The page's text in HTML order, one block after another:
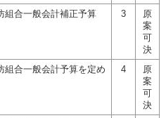
組合一般会計補正予算
3
原
案
可
決
組合一般会計予算を定め
4
原
案
可
決